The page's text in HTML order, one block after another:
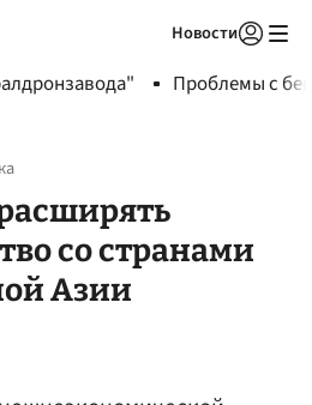
Новости
Проблемы с
со странами
Азии